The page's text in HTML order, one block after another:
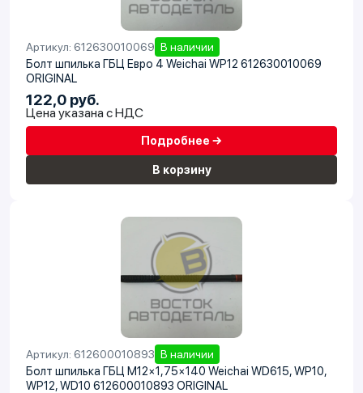
Артикул: 612630010069 В наличии
Болт шпилька ГБЦ Евро 4 Weichai WP12 612630010069
ORIGINAL
122,0 руб.
Цена указана с НДС
Подробнее →
В корзину
Артикул: 612600010893 В наличии
Болт шпилька ГБЦ М12×1,75×140 Weichai WD615, WP10,
WP12, WD10 612600010893 ORIGINAL